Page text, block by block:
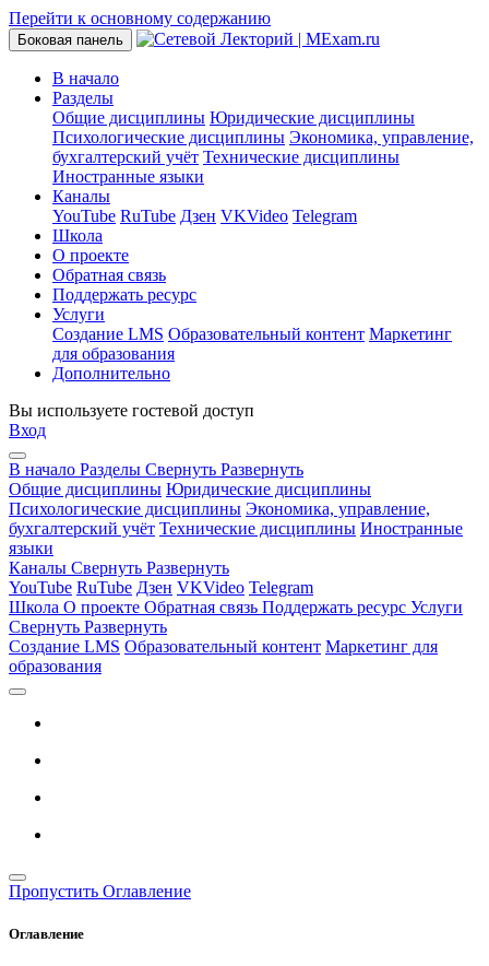
Перейти к основному содержанию
Боковая панель
В начало
Разделы
Общие дисциплины Юридические дисциплины
Психологические дисциплины Экономика, управление,
бухгалтерский учёт Технические дисциплины
Иностранные языки
Каналы
YouTube RuTube Дзен VKVideo Telegram
Школа
О проекте
Обратная связь
Поддержать ресурс
Услуги
Создание LMS Образовательный контент Маркетинг
для образования
Дополнительно
Вы используете гостевой доступ
Вход
В начало Разделы Свернуть Развернуть
Общие дисциплины Юридические дисциплины
Психологические дисциплины Экономика, управление,
бухгалтерский учёт Технические дисциплины Иностранные
языки
Каналы Свернуть Развернуть
YouTube RuTube Дзен VKVideo Telegram
Школа О проекте Обратная связь Поддержать ресурс Услуги
Свернуть Развернуть
Создание LMS Образовательный контент Маркетинг для
образования
Пропустить Оглавление
Оглавление